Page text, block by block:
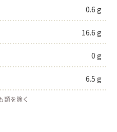
0.6 g
16.6 g
0 g
6.5 g
類を除く